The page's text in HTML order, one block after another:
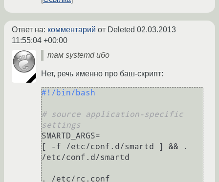
Ответ на: комментарий от Deleted 02.03.2013
11:55:04 +00:00
там systemd ибо
Нет, речь именно про баш-скрипт:
#!/bin/bash
# source application-specific
settings
SMARTD_ARGS=
[ -f /etc/conf.d/smartd ] && .
/etc/conf.d/smartd
. /etc/rc.conf